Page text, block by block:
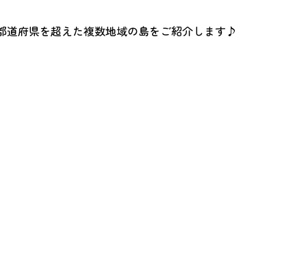
道府県を超えた複数地域の島をご紹介します♪